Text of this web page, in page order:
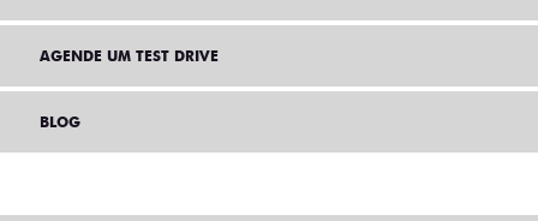
AGENDE UM TEST DRIVE
BLOG